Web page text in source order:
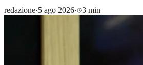
redazione·5 ago 2026· 3 min